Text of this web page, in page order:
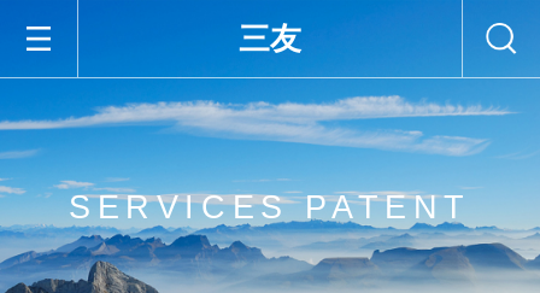
三友
SERVICES PATENT